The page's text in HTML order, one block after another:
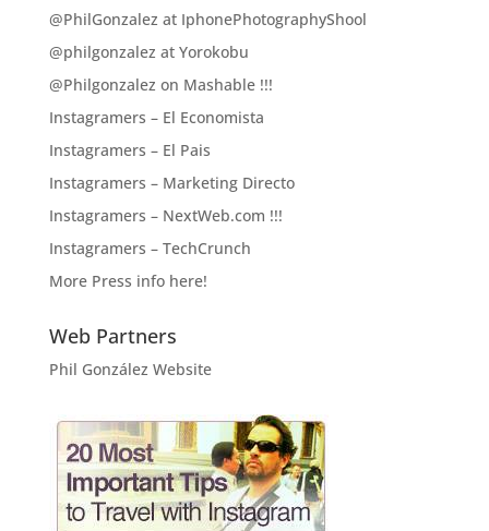
@PhilGonzalez at IphonePhotographyShool
@philgonzalez at Yorokobu
@Philgonzalez on Mashable !!!
Instagramers – El Economista
Instagramers – El Pais
Instagramers – Marketing Directo
Instagramers – NextWeb.com !!!
Instagramers – TechCrunch
More Press info here!
Web Partners
Phil González Website